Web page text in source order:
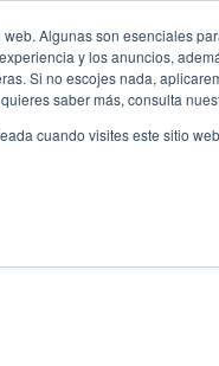
Algunas son esenciales
y los anuncios,
Si no escojes nada,
saber más, consulta
cuando visites este sitio